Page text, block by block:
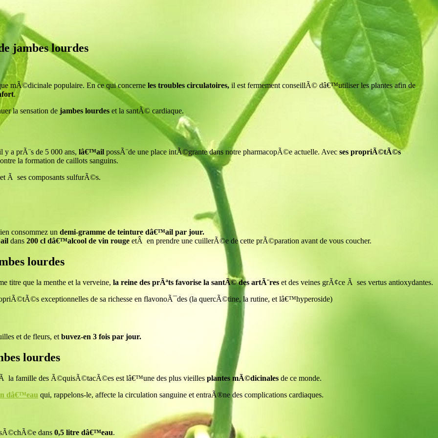
jambes lourdes
mÃ©dicinale populaire. En ce qui concerne les troubles circulatoires, il est fermement conseillÃ© dâ€™utiliser les plantes afin de
.
la sensation de jambes lourdes et la santÃ© cardiaque.
a prÃ¨s de 5 000 ans, lâ€™ail possÃ¨de une place intÃ©grante dans notre pharmacopÃ©e actuelle. Avec ses propriÃ©tÃ©s
la formation de caillots sanguins.
Ã ses composants sulfurÃ©s.
consommez un demi-gramme de teinture dâ€™ail par jour.
dans 200 cl dâ€™alcool de vin rouge etÂ en prendre une cuillerÃ©e de cette prÃ©paration avant de vous coucher.
lourdes
titre que la menthe et la verveine, la reine des prÃªts favorise la santÃ© des artÃ¨res et des veines grÃ¢ce Ã ses vertus antioxydantes.
exceptionnelles de sa richesse en flavonoÃ¯des (la quercÃ©tine, la rutine, et lâ€™hyperoside)
et de fleurs, et buvez-en 3 fois par jour.
lourdes
la famille des Ã©quisÃ©tacÃ©es est lâ€™une des plus vieilles plantes mÃ©dicinales de ce monde.
dâ€™eau qui, rappelons-le, affecte la circulation sanguine et entraÃ®ne des complications cardiaques.
dans 0,5 litre dâ€™eau.